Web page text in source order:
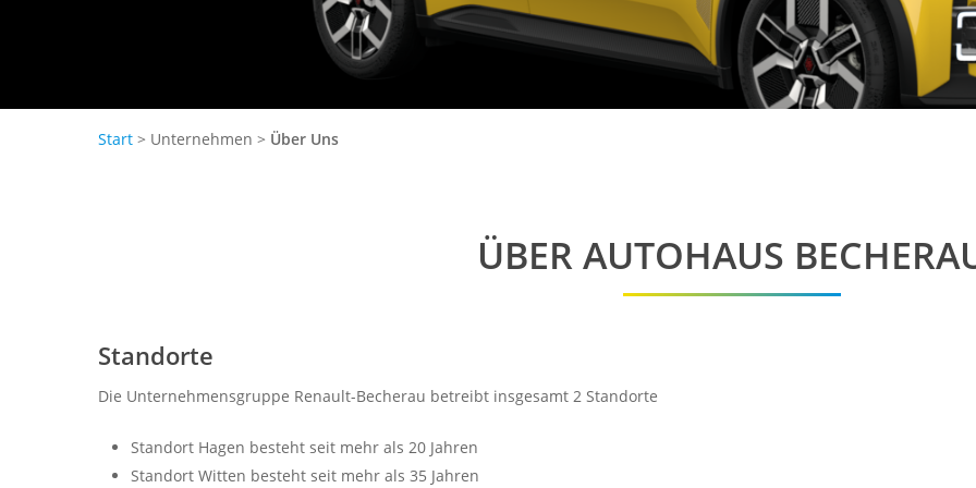
SYMBIOZ
TRAFIC COMBI
NUTZFAHRZEUGE
TRAFIC
Start> Unternehmen > Über Uns
ÜBER AUTOHAUS
Standorte
Die Unternehmensgruppe Renault-Becherau betreibt insgesamt 2 Standorte
Standort Hagen besteht seit mehr als 20 Jahren
Standort Witten besteht seit mehr als 35 Jahren